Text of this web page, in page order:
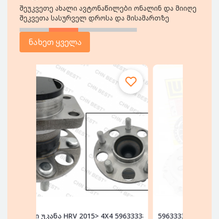
შეუკვეთე ახალი ავტონაწილები ონალინ და მიიღე
შეკვეთა სასურველ დროსა და მისამართზე
ნახეთ ყველა
596333386